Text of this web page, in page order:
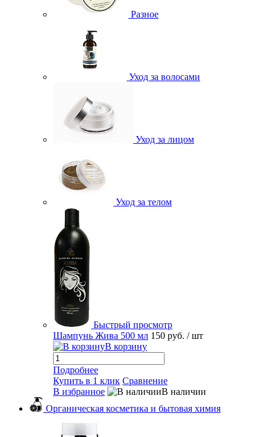
Разное
Уход за волосами
Уход за лицом
Уход за телом
Быстрый просмотр
Шампунь Жива 500 мл 150 руб. / шт
В корзину
Подробнее
Купить в 1 клик Сравнение
В избранное
В наличии
Органическая косметика и бытовая химия